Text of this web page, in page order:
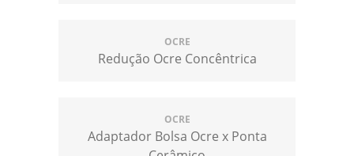
OCRE
Redução Ocre Concêntrica
OCRE
Adaptador Bolsa Ocre x Ponta